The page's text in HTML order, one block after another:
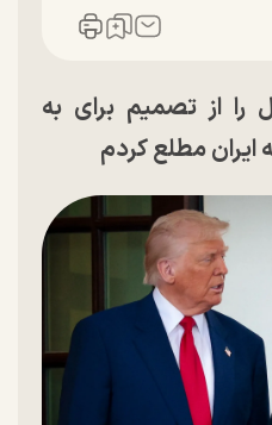
را از تصمیم برای به
ایران مطلع کردم